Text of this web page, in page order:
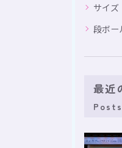
サイズ
段ボー
最近
Posts